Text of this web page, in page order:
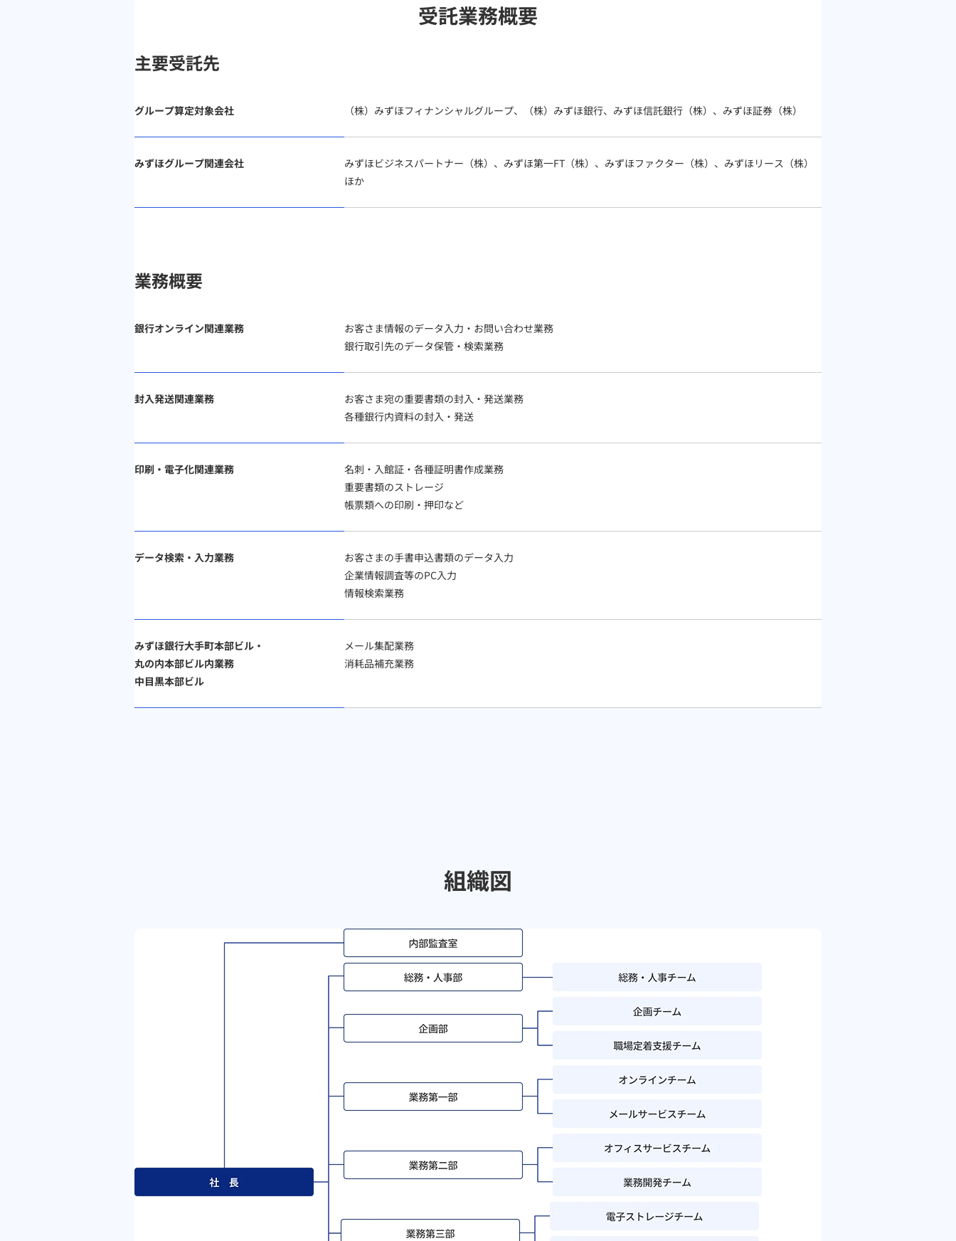
受託業務概要
主要受託先
グループ算定対象会社 （株）みずほフィナンシャルグループ、（株）みずほ銀行、みずほ信託銀行（株）、みずほ証券（株）
みずほグループ関連会社
みずほビジネスパートナー（株）、みずほ第一FT（株）、みずほファクター（株）、みずほリース（株）
ほか
業務概要
銀行オンライン関連業務
お客さま情報のデータ入力・お問い合わせ業務
銀行取引先のデータ保管・検索業務
封入発送関連業務
お客さま宛の重要書類の封入・発送業務
各種銀行内資料の封入・発送
印刷・電子化関連業務
名刺・入館証・各種証明書作成業務
重要書類のストレージ
帳票類への印刷・押印など
データ検索・入力業務
お客さまの手書申込書類のデータ入力
企業情報調査等のPC入力
情報検索業務
みずほ銀行大手町本部ビル・
丸の内本部ビル内業務
中目黒本部ビル
メール集配業務
消耗品補充業務
組織図